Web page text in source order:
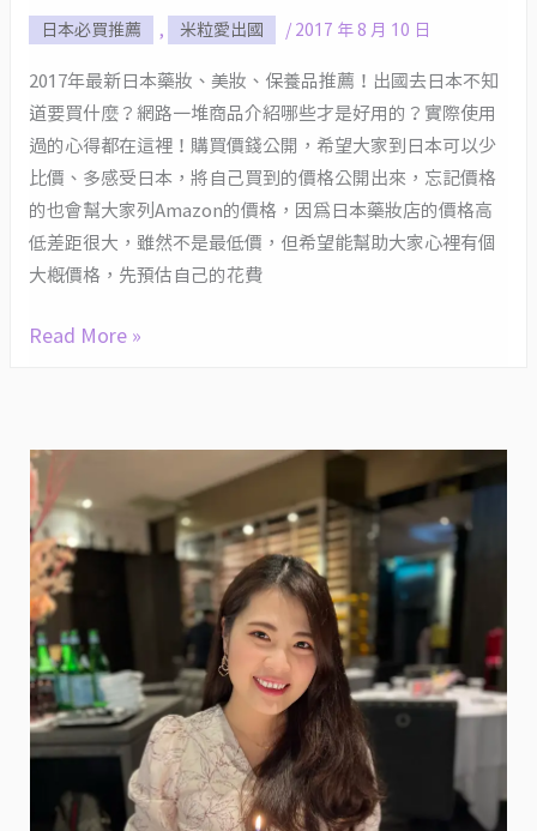
日本必買推薦 , 米粒愛出國 / 2017 年 8 月 10 日
2017年最新日本藥妝、美妝、保養品推薦！出國去日本不知
道要買什麼？網路一堆商品介紹哪些才是好用的？實際使用
過的心得都在這裡！購買價錢公開，希望大家到日本可以少
比價、多感受日本，將自己買到的價格公開出來，忘記價格
的也會幫大家列Amazon的價格，因為日本藥妝店的價格高
低差距很大，雖然不是最低價，但希望能幫助大家心裡有個
大概價格，先預估自己的花費
買
推
薦】
藥
妝
美
妝
保
品
日
必
敗！
使
用
心
得
不
停
Read More »